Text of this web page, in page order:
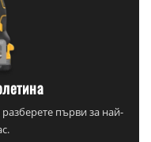
първи за най-